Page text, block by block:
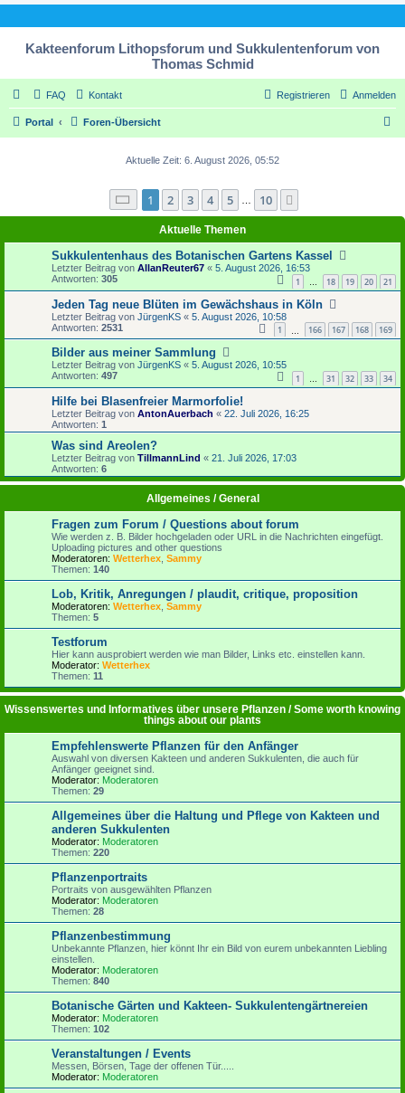
Kakteenforum Lithopsforum und Sukkulentenforum von
Thomas Schmid
FAQ Kontakt Anmelden
Registrieren
Portal Foren-Übersicht
Aktuelle Zeit: 6. August 2026, 05:52
Seite 1von 10
1 2 3 4 5 10
Aktuelle Themen
Sukkulentenhaus des Botanischen Gartens Kassel
Letzter Beitrag von AllanReuter67 « 5. August 2026, 16:53
Antworten: 305 1 … 18 19 20 21
Jeden Tag neue Blüten im Gewächshaus in Köln
Letzter Beitrag von JürgenKS « 5. August 2026, 10:58
Antworten: 2531 1 166 167 168 169
Bilder aus meiner Sammlung
Letzter Beitrag von JürgenKS « 5. August 2026, 10:55
Antworten: 497 1 … 31 32 33 34
Hilfe bei Blasenfreier Marmorfolie!
Letzter Beitrag von AntonAuerbach « 22. Juli 2026, 16:25
Antworten: 1
Was sind Areolen?
Letzter Beitrag von TillmannLind « 21. Juli 2026, 17:03
Antworten: 6
Allgemeines / General
Fragen zum Forum / Questions about forum
Wie werden z. B. Bilder hochgeladen oder URL in die Nachrichten eingefügt.
Uploading pictures and other questions
Moderatoren: Wetterhex Sammy
Themen: 140
Lob, Kritik, Anregungen / plaudit, critique, proposition
Moderatoren: Wetterhex Sammy
Themen: 5
Testforum
Hier kann ausprobiert werden wie man Bilder, Links etc. einstellen kann.
Moderator: Wetterhex
Themen: 11
Wissenswertes und Informatives über unsere Pflanzen / Some worth knowing
things about our plants
Empfehlenswerte Pflanzen für den Anfänger
Auswahl von diversen Kakteen und anderen Sukkulenten, die auch für
Anfänger geeignet sind.
Moderator: Moderatoren
Themen: 29
Allgemeines über die Haltung und Pflege von Kakteen und
anderen Sukkulenten
Moderator: Moderatoren
Themen: 220
Pflanzenportraits
Portraits von ausgewählten Pflanzen
Moderator: Moderatoren
Themen: 28
Pflanzenbestimmung
Unbekannte Pflanzen, hier könnt Ihr ein Bild von eurem unbekannten Liebling
einstellen.
Moderator: Moderatoren
Themen: 840
Botanische Gärten und Kakteen- Sukkulentengärtnereien
Moderator: Moderatoren
Themen: 102
Veranstaltungen / Events
Messen, Börsen, Tage der offenen Tür.....
Moderator: Moderatoren